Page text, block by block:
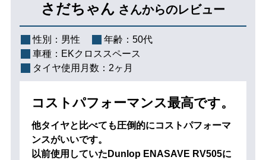
さだちゃん さんからのレビュー
性別： 男性 年齢： 50代
車種： EKクロススペース
タイヤ使用月数： 2ヶ月
コストパフォーマンス最高です。
他タイヤと比べても圧倒的にコストパフォーマ
ンスがいいです。
以前使用していたDunlop ENASAVE RV505に